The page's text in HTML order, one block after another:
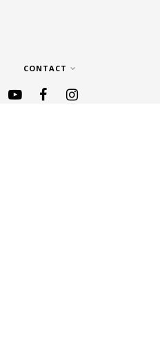
CONTACT